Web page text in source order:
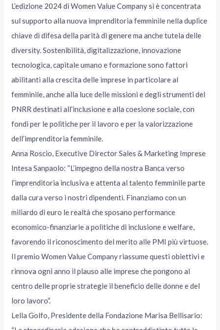
L’edizione 2024 di Women Value Company si è concentrata
sul supporto alla nuova imprenditoria femminile nella duplice
chiave di difesa della parità di genere ma anche tutela delle
diversity. Sostenibilità, digitalizzazione, innovazione
tecnologica, capitale umano e formazione sono fattori
abilitanti alla crescita delle imprese in particolare al
femminile, anche alla luce delle missioni e degli strumenti del
PNRR destinati all’inclusione e alla coesione sociale, con
fondi per le politiche per il lavoro e per la valorizzazione
dell’imprenditoria femminile.
Anna Roscio, Executive Director Sales & Marketing Imprese
Intesa Sanpaolo: “L’impegno della nostra Banca verso
l’imprenditoria inclusiva e attenta al talento femminile parte
dalla cura verso i nostri dipendenti. Finanziamo con un
miliardo di euro le realtà che sposano performance
economico-finanziarie a politiche di inclusione e welfare,
favorendo il riconoscimento del merito alle PMI più virtuose.
Il premio Women Value Company riassume questi obiettivi e
rinnova ogni anno il plauso alle imprese che pongono al
centro delle proprie strategie il beneficio delle donne e del
loro lavoro”.
Lella Golfo, Presidente della Fondazione Marisa Bellisario: